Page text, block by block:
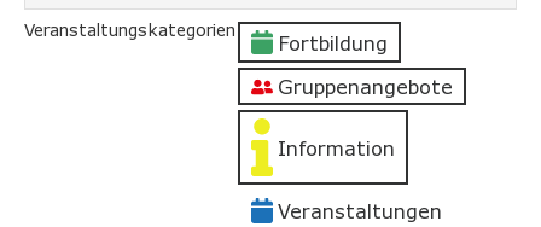
Veranstaltungskategorien
Fortbildung
Gruppenangebote
Information
Veranstaltungen